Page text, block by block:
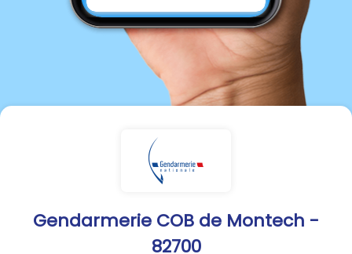
Gendarmerie COB de Montech -
82700
grandes agglomérations
(Montauban, Castelsarrasin).
Suivez l'évolution des
difficultés de circulation sur